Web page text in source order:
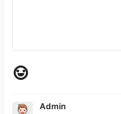
Admin